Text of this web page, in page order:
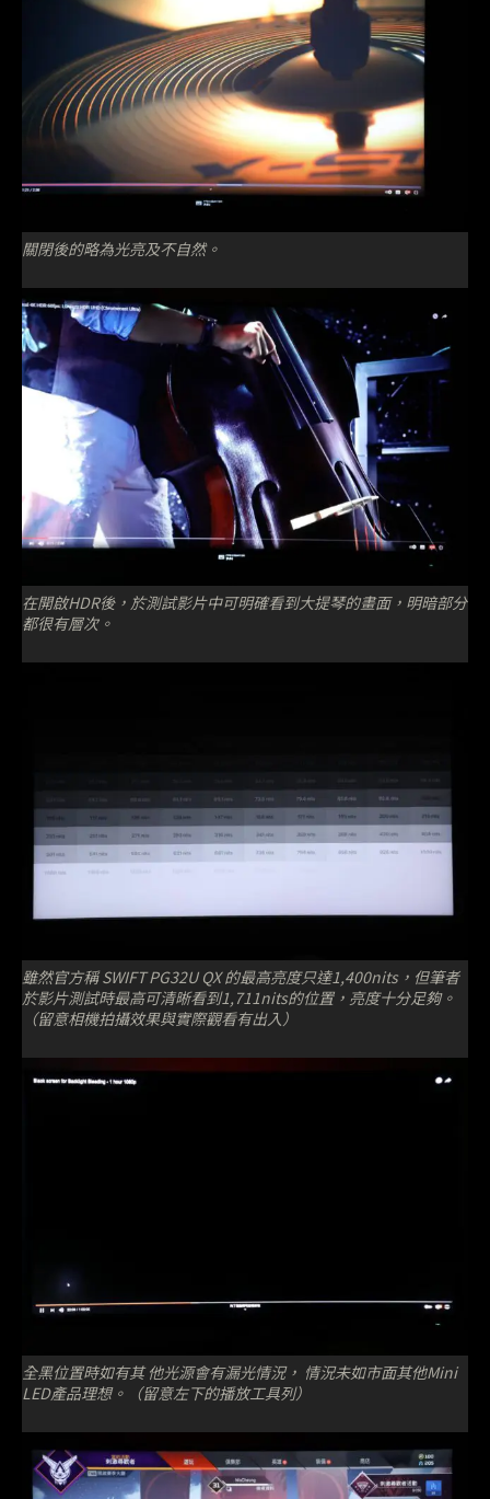
關閉後的略為光亮及不自然。
在開啟HDR後，於測試影片中可明確看到大提琴的畫面，明暗部分
都很有層次。
雖然官方稱 SWIFT PG32U QX 的最高亮度只達1,400nits，但筆者
於影片測試時最高可清晰看到1,711nits的位置，亮度十分足夠。
（留意相機拍攝效果與實際觀看有出入）
全黑位置時如有其 他光源會有漏光情況， 情況未如市面其他Mini
LED產品理想。（留意左下的播放工具列）